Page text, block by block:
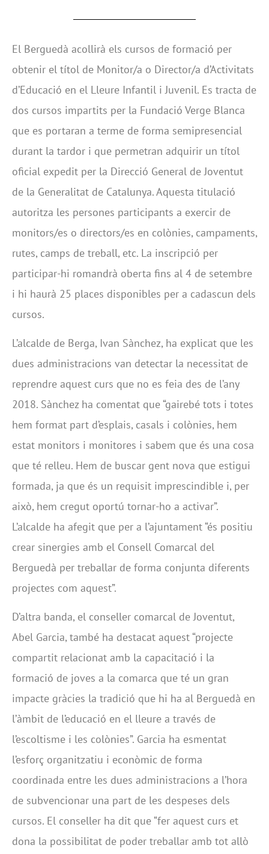
El Berguedà acollirà els cursos de formació per
obtenir el títol de Monitor/a o Director/a d’Activitats
d’Educació en el Lleure Infantil i Juvenil. Es tracta de
dos cursos impartits per la Fundació Verge Blanca
que es portaran a terme de forma semipresencial
durant la tardor i que permetran adquirir un títol
oficial expedit per la Direcció General de Joventut
de la Generalitat de Catalunya. Aquesta titulació
autoritza les persones participants a exercir de
monitors/es o directors/es en colònies, campaments,
rutes, camps de treball, etc. La inscripció per
participar-hi romandrà oberta fins al 4 de setembre
i hi haurà 25 places disponibles per a cadascun dels
cursos.
L’alcalde de Berga, Ivan Sànchez, ha explicat que les
dues administracions van detectar la necessitat de
reprendre aquest curs que no es feia des de l’any
2018. Sànchez ha comentat que “gairebé tots i totes
hem format part d’esplais, casals i colònies, hem
estat monitors i monitores i sabem que és una cosa
que té relleu. Hem de buscar gent nova que estigui
formada, ja que és un requisit imprescindible i, per
això, hem cregut oportú tornar-ho a activar”.
L’alcalde ha afegit que per a l’ajuntament “és positiu
crear sinergies amb el Consell Comarcal del
Berguedà per treballar de forma conjunta diferents
projectes com aquest”.
D’altra banda, el conseller comarcal de Joventut,
Abel Garcia, també ha destacat aquest “projecte
compartit relacionat amb la capacitació i la
formació de joves a la comarca que té un gran
impacte gràcies la tradició que hi ha al Berguedà en
l’àmbit de l’educació en el lleure a través de
l’escoltisme i les colònies”. Garcia ha esmentat
l’esforç organitzatiu i econòmic de forma
coordinada entre les dues administracions a l’hora
de subvencionar una part de les despeses dels
cursos. El conseller ha dit que “fer aquest curs et
dona la possibilitat de poder treballar amb tot allò